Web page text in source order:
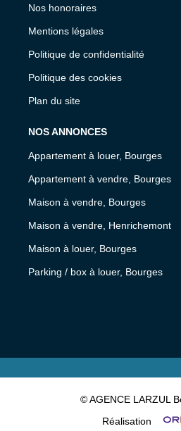
Nos honoraires
Mentions légales
Politique de confidentialité
Politique des cookies
Plan du site
NOS ANNONCES
Appartement à louer, Bourges
Appartement à vendre, Bourges
Maison à vendre, Bourges
Maison à vendre, Henrichemont
Maison à louer, Bourges
Parking / box à louer, Bourges
© AGENCE LARZUL
Réalisation